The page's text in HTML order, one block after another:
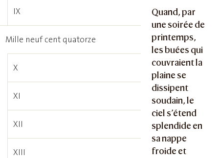
Quand, par
une soirée de
printemps,
les buées qui
couvraient la
plaine se
dissipent
soudain, le
ciel s’étend
splendide en
sa nappe
froide et
IX
Mille neuf cent quatorze
X
XI
XII
XIII